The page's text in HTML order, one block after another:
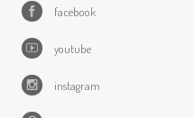
facebook
youtube
instagram